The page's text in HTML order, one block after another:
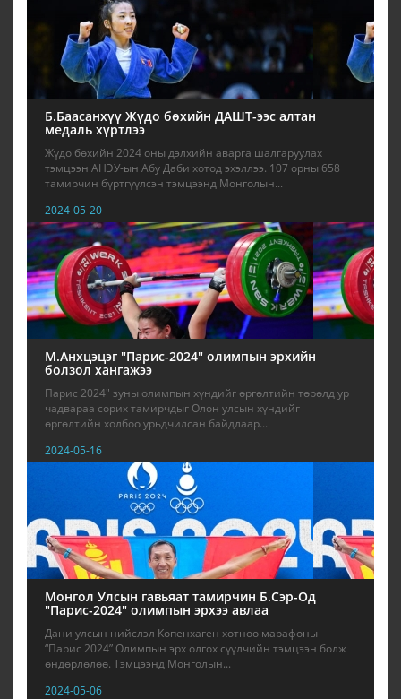
Б.Баасанхүү Жүдо бөхийн ДАШТ-ээс алтан
медаль хүртлээ
Жүдо бөхийн 2024 оны дэлхийн аварга шалгаруулах
тэмцээн АНЭУ-ын Абу Даби хотод эхэллээ. 107 орны 658
тамирчин бүртгүүлсэн тэмцээнд Монголын...
2024-05-20
М.Анхцэцэг "Парис-2024" олимпын эрхийн
болзол хангажээ
Парис 2024" зуны олимпын хүндийг өргөлтийн төрөлд ур
чадвараа сорих тамирчдыг Олон улсын хүндийг
өргөлтийн холбоо урьдчилсан байдлаар...
2024-05-16
Монгол Улсын гавьяат тамирчин Б.Сэр-Од
"Парис-2024" олимпын эрхээ авлаа
Дани улсын нийслэл Копенхаген хотноо марафоны
“Парис 2024” Олимпын эрх олгох сүүлчийн тэмцээн болж
өндөрлөлөө. Тэмцээнд Монголын...
2024-05-06